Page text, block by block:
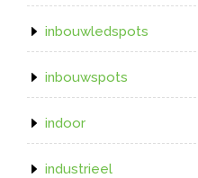
inbouwledspots
inbouwspots
indoor
industrieel